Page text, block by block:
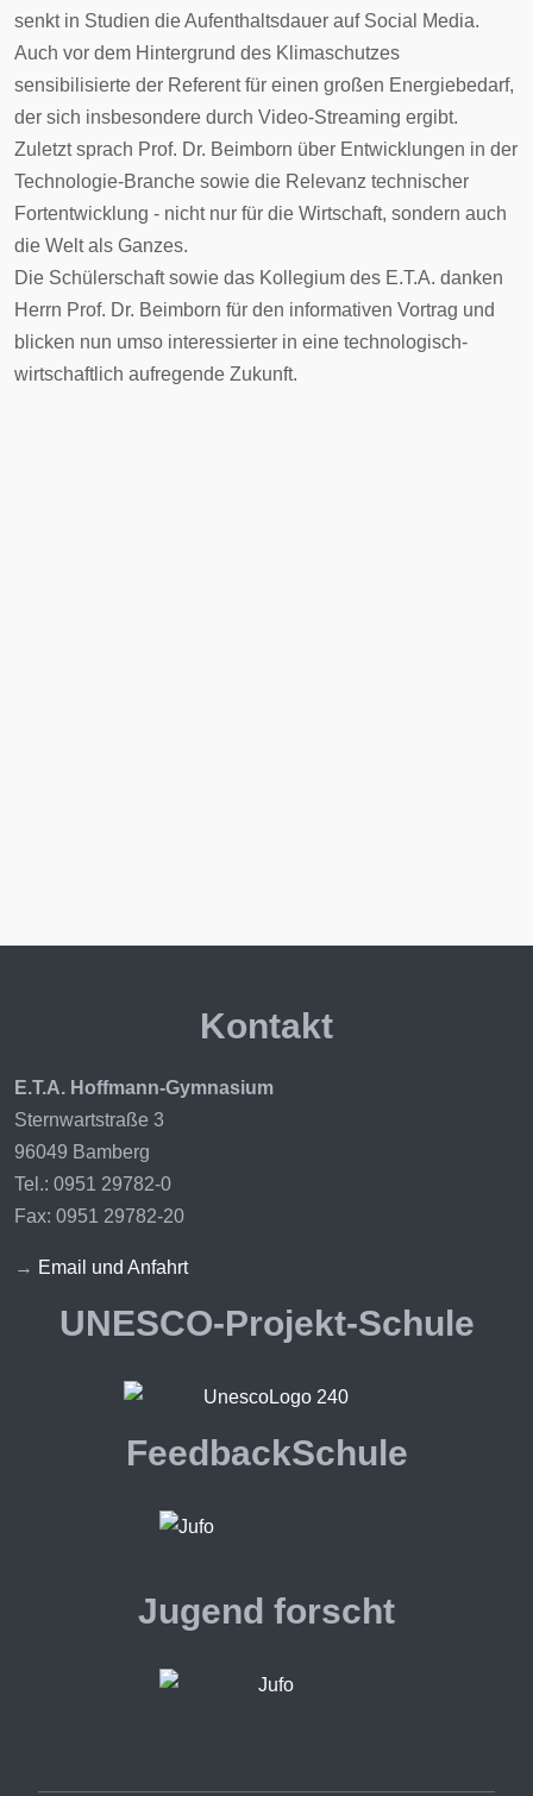
senkt in Studien die Aufenthaltsdauer auf Social Media.
Auch vor dem Hintergrund des Klimaschutzes
sensibilisierte der Referent für einen großen Energiebedarf,
der sich insbesondere durch Video-Streaming ergibt.
Zuletzt sprach Prof. Dr. Beimborn über Entwicklungen in der
Technologie-Branche sowie die Relevanz technischer
Fortentwicklung - nicht nur für die Wirtschaft, sondern auch
die Welt als Ganzes.
Die Schülerschaft sowie das Kollegium des E.T.A. danken
Herrn Prof. Dr. Beimborn für den informativen Vortrag und
blicken nun umso interessierter in eine technologisch-
wirtschaftlich aufregende Zukunft.
Kontakt
E.T.A. Hoffmann-Gymnasium
Sternwartstraße 3
96049 Bamberg
Tel.: 0951 29782-0
Fax: 0951 29782-20
→ Email und Anfahrt
UNESCO-Projekt-Schule
FeedbackSchule
Jugend forscht